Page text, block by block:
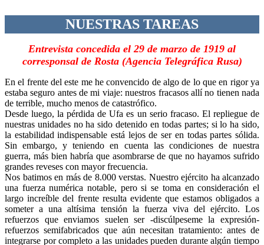
NUESTRAS TAREAS
Entrevista concedida el 29 de marzo de 1919 al
corresponsal de Rosta (Agencia Telegráfica Rusa)
En el frente del este me he convencido de algo de lo que en rigor ya
estaba seguro antes de mi viaje: nuestros fracasos allí no tienen nada
de terrible, mucho menos de catastrófico.
Desde luego, la pérdida de Ufa es un serio fracaso. El repliegue de
nuestras unidades no ha sido detenido en todas partes; si lo ha sido,
la estabilidad indispensable está lejos de ser en todas partes sólida.
Sin embargo, y teniendo en cuenta las condiciones de nuestra
guerra, más bien habría que asombrarse de que no hayamos sufrido
grandes reveses con mayor frecuencia.
Nos batimos en más de 8.000 verstas. Nuestro ejército ha alcanzado
una fuerza numérica notable, pero si se toma en consideración el
largo increíble del frente resulta evidente que estamos obligados a
someter a una altísima tensión la fuerza viva del ejército. Los
refuerzos que enviamos suelen ser -discúlpeseme la expresión-
refuerzos semifabricados que aún necesitan tratamiento: antes de
integrarse por completo a las unidades pueden durante algún tiempo